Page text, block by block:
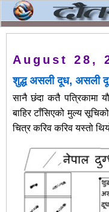
August 28,
शुद्ध असली दूध, असली
सानै छंदा कतै पत्रिकामा
बाहिर टाँसिएको मुल्य
चित्र करिव करिव यस्तो